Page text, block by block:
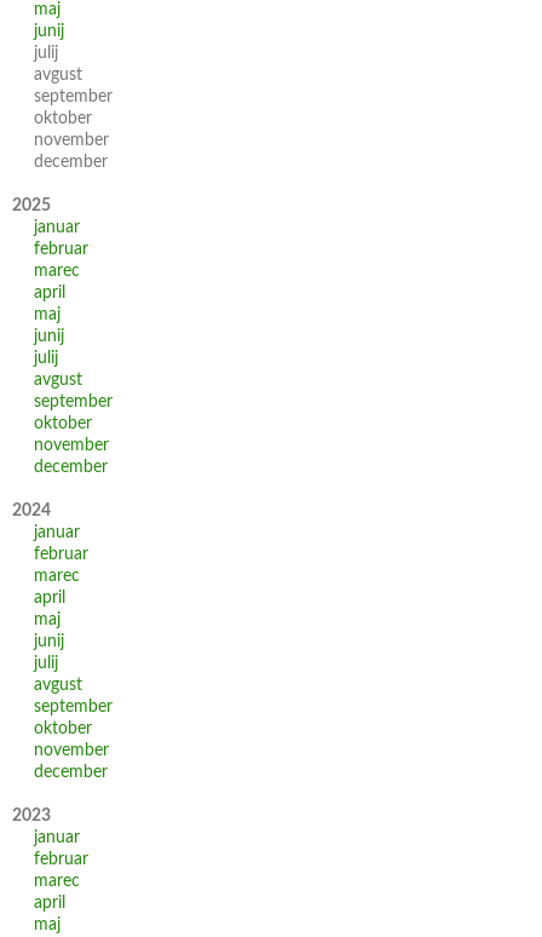
maj
junij
julij
avgust
september
oktober
november
december
2025
januar
februar
marec
april
maj
junij
julij
avgust
september
oktober
november
december
2024
januar
februar
marec
april
maj
junij
julij
avgust
september
oktober
november
december
2023
januar
februar
marec
april
maj